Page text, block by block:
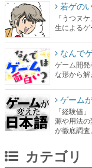
若ゲの
『うつヌ
生によるゲ
なんで
ゲーム開
な形から
ゲーム
「経験値
源や用法
が徹底調査。
カテゴリ